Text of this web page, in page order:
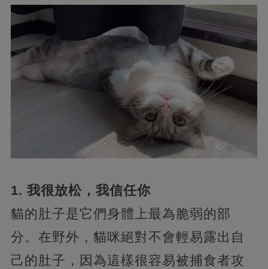
1. 我很放松，我信任你
貓的肚子是它們身體上最為脆弱的部
分。在野外，貓咪絕對不會輕易露出自
己的肚子，因為這樣很容易被捕食者攻